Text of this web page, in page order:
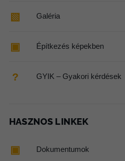
▧ Galéria
▣ Építkezés képekben
? GYIK – Gyakori kérdések
HASZNOS LINKEK
▣ Dokumentumok